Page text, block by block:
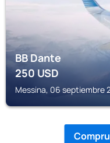
BB Dante
250USD
Messina, 06 septiembre